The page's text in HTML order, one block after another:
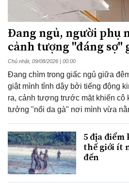
Đang ngủ, người phụ
cảnh tượng "đáng sợ"
Chủ nhật, 09/08/2026 | 00:00
Đang chìm trong giấc ngủ giữa
giật mình tỉnh dậy bởi tiếng động
ra, cảnh tượng trước mặt khiến cô
tưởng "nổi da gà" nơi mình vừa
5 địa
thế giới ít
đến